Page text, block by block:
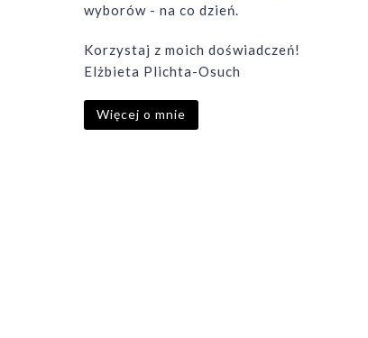
wyborów - na co dzień.
Korzystaj z moich doświadczeń!
Elżbieta Plichta-Osuch
Więcej o mnie